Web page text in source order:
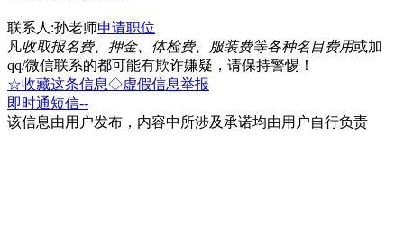
联系人:孙老师申请职位
凡收取报名费、押金、体检费、服装费等各种名目费用或加
qq/微信联系的都可能有欺诈嫌疑，请保持警惕！
☆收藏这条信息◇虚假信息举报
即时通短信--
该信息由用户发布，内容中所涉及承诺均由用户自行负责